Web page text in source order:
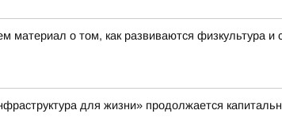
материал о том, как развиваются физкультура
для жизни» продолжается